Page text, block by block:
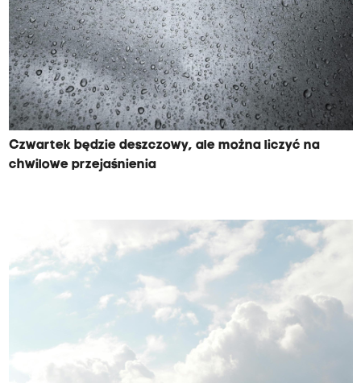
Czwartek będzie deszczowy, ale można liczyć na
chwilowe przejaśnienia